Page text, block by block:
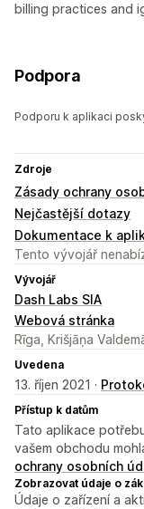
billing practices and
Podpora
Podporu k aplikaci
Zdroje
Zásady ochrany
Nejčastější dotazy
Dokumentace k
Tento vývojář
Vývojář
Dash Labs SIA
Webová stránka
Rīga, Krišjāņa
Uvedena
13. říjen 2021 ·
Přístup k datům
Tato aplikace
vašem obchodu
ochrany osobních
Zobrazovat údaje o
Údaje o zařízení a